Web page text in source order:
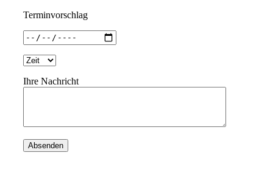
Terminvorschlag
Ihre Nachricht